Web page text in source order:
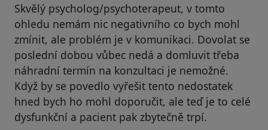
Skvělý psycholog/psychoterapeut, v tomto
ohledu nemám nic negativního co bych mohl
zmínit, ale problém je v komunikaci. Dovolat se
poslední dobou vůbec nedá a domluvit třeba
náhradní termín na konzultaci je nemožné.
Když by se povedlo vyřešit tento nedostatek
hned bych ho mohl doporučit, ale teď je to celé
dysfunkční a pacient pak zbytečně trpí.